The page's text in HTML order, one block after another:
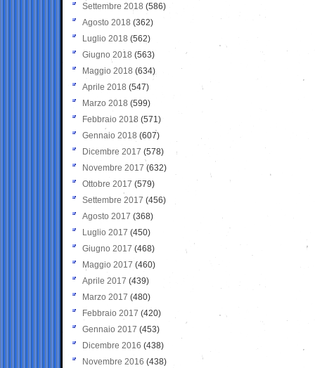
Settembre 2018 (586)
Agosto 2018 (362)
Luglio 2018 (562)
Giugno 2018 (563)
Maggio 2018 (634)
Aprile 2018 (547)
Marzo 2018 (599)
Febbraio 2018 (571)
Gennaio 2018 (607)
Dicembre 2017 (578)
Novembre 2017 (632)
Ottobre 2017 (579)
Settembre 2017 (456)
Agosto 2017 (368)
Luglio 2017 (450)
Giugno 2017 (468)
Maggio 2017 (460)
Aprile 2017 (439)
Marzo 2017 (480)
Febbraio 2017 (420)
Gennaio 2017 (453)
Dicembre 2016 (438)
Novembre 2016 (438)